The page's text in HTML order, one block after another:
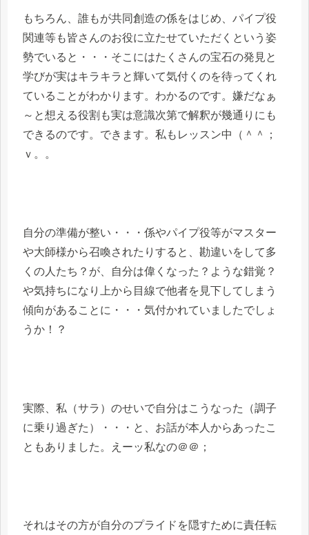
もちろん、誰もが共同創造の係をはじめ、パイプ役
関連等も皆さんのお役に立たせていただくという姿
勢でいると・・・そこにはたくさんの宝石の発見と
学びが実はキラキラと輝いて気付くのを待ってくれ
ていることがわかります。わかるのです。嫌だなぁ
～と想える役割も実は意識次第で解釈が幾通りにも
できるのです。できます。私もレッスン中（＾＾；
ｖ。。
自分の準備が整い・・・係やパイプ役等がマスター
や大師様から召喚されたりすると、勘違いをして多
くの人たち？が、自分は偉くなった？ような錯覚？
や気持ちになり上から目線で他者を見下してしまう
傾向があることに・・・気付かれていましたでしょ
うか！？
実際、私（サラ）のせいで自分はこうなった（調子
に乗り過ぎた）・・・と、お話が本人からあったこ
ともありました。えーッ私なの＠＠；
それはその方が自分のプライドを隠すために責任転